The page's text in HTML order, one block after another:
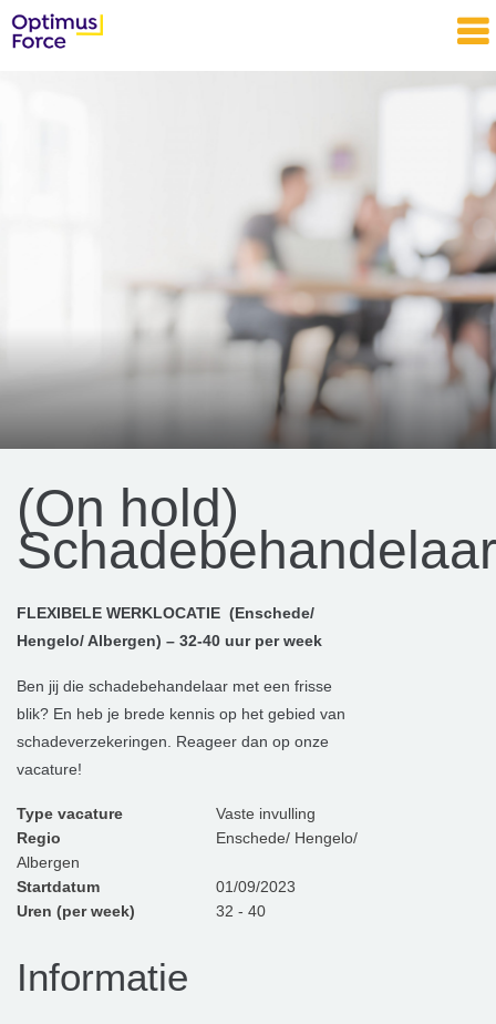
(On hold)
FLEXIBELE WERKLOCATIE (Enschede/
Hengelo/ Albergen) – 32-40 uur per week
Ben jij die schadebehandelaar met een frisse
blik? En heb je brede kennis op het gebied van
schadeverzekeringen. Reageer dan op onze
vacature!
Type vacature
Vaste invulling
Regio
Enschede/ Hengelo/
Albergen
Startdatum
01/09/2023
Uren (per week)
32 - 40
Informatie